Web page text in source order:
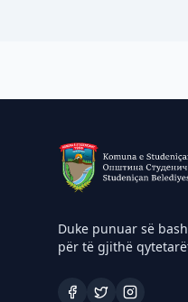
Duke punuar së
për të gjithë